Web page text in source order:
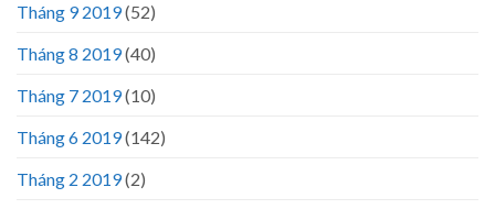
Tháng 9 2019(52)
Tháng 8 2019(40)
Tháng 7 2019(10)
Tháng 6 2019(142)
Tháng 2 2019(2)